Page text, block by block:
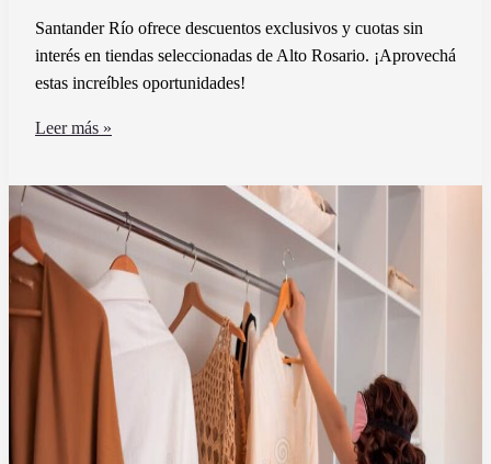
Santander Río ofrece descuentos exclusivos y cuotas sin
interés en tiendas seleccionadas de Alto Rosario. ¡Aprovechá
estas increíbles oportunidades!
Qué
disponibles
tiene
Santander
Río
Alto
Leer más »